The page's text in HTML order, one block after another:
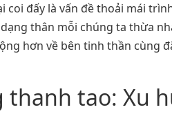
đấy là vấn đề thoải mái
thân mỗi chúng ta thừa
hơn về bên tinh thần cùng
thanh tao: Xu